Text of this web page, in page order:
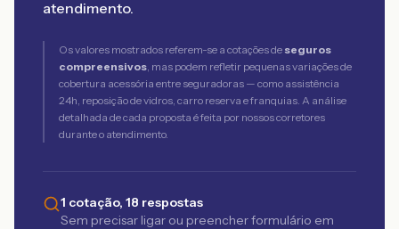
atendimento.
Os valores mostrados referem-se a cotações de seguros
compreensivos, mas podem refletir pequenas variações de
cobertura acessória entre seguradoras — como assistência
24h, reposição de vidros, carro reserva e franquias. A análise
detalhada de cada proposta é feita por nossos corretores
durante o atendimento.
1 cotação, 18 respostas
Sem precisar ligar ou preencher formulário em